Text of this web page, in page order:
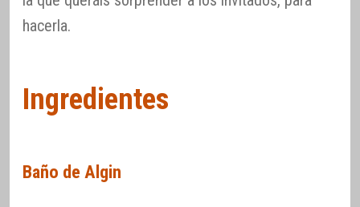
hacerla.
Ingredientes
Baño de Algin